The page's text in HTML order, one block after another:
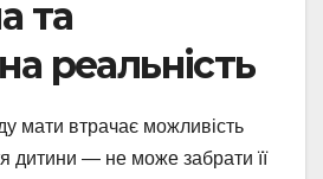
та
реальність
мати втрачає можливість
дитини — не може забрати її